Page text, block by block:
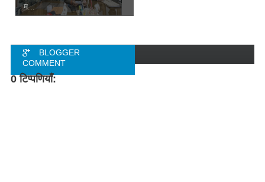
म...
BLOGGER
COMMENT
0 टिप्पणियाँ: